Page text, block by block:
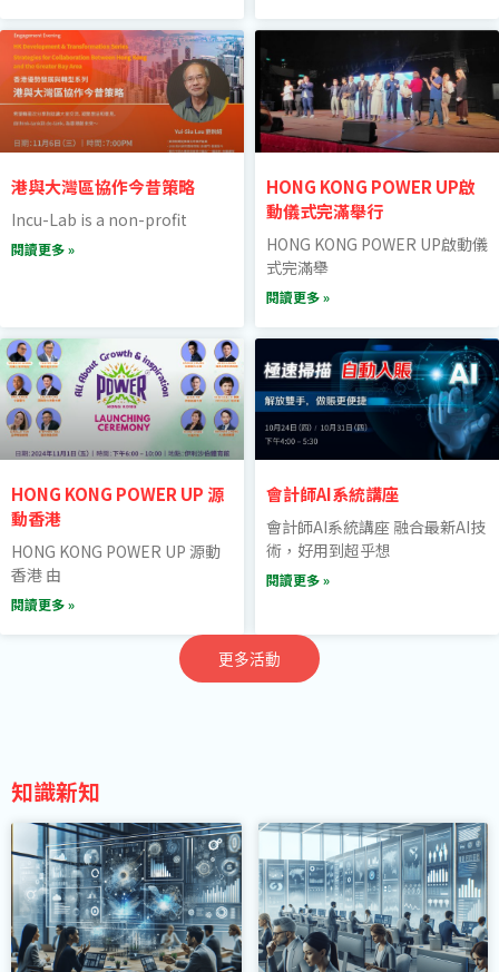
港與大灣區協作今昔策略
Incu-Lab is a non-profit
閱讀更多 »
HONG KONG POWER UP啟
動儀式完滿舉行
HONG KONG POWER UP啟動儀
式完滿舉
閱讀更多 »
HONG KONG POWER UP 源
動香港
HONG KONG POWER UP 源動
香港 由
閱讀更多 »
會計師AI系統講座
會計師AI系統講座 融合最新AI技
術，好用到超乎想
閱讀更多 »
更多活動
知識新知